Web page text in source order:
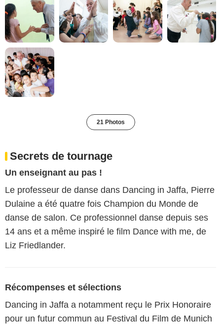
21 Photos
Secrets de tournage
Un enseignant au pas !
Le professeur de danse dans Dancing in Jaffa, Pierre
Dulaine a été quatre fois Champion du Monde de
danse de salon. Ce professionnel danse depuis ses
14 ans et a même inspiré le film Dance with me, de
Liz Friedlander.
Récompenses et sélections
Dancing in Jaffa a notamment reçu le Prix Honoraire
pour un futur commun au Festival du Film de Munich